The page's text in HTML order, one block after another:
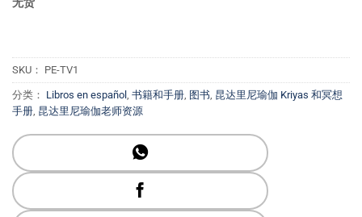
SKU： PE-TV1
分类： Libros en español , 书籍和手册, 图书, 昆达里尼瑜伽 Kriyas 和冥想
手册, 昆达里尼瑜伽老师资源